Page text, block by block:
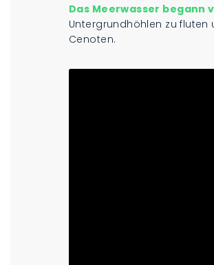
Das Meerwasser begann
Untergrundhöhlen zu
Cenoten.